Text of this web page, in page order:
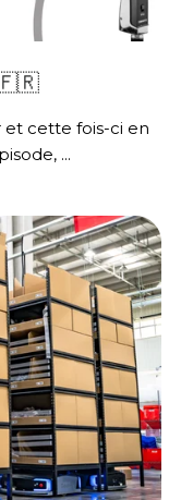
🇫🇷
et cette fois-ci en
...